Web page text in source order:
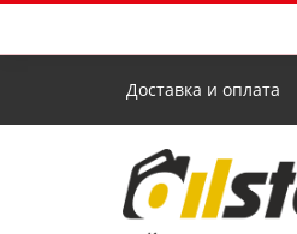
Доставка и оплата